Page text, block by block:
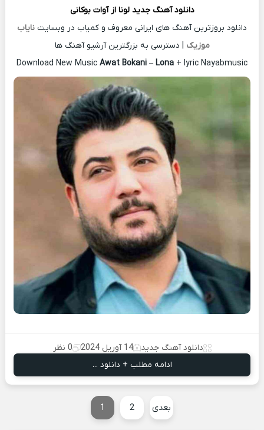
دانلود آهنگ جدید لونا ازآوات بوکانی
دانلود بروزترین آهنگ های ایرانی معروف و کمیاب در وبسایت نایاب
موزیک | دسترسی به بزرگترین آرشیو آهنگ ها
Download New Music Awat Bokani – Lona + lyric Nayabmusic
دانلود آهنگ جدید 14 آوریل 2024
0 نظر
ادامه مطلب + دانلود ...
1 2 بعدی